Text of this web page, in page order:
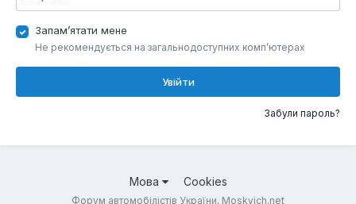
Запам’ятати мене
Не рекомендується на загальнодоступних комп’ютерах
Увійти
Забули пароль?
Мова Cookies
Форум автомобілістів України. Moskvich.net